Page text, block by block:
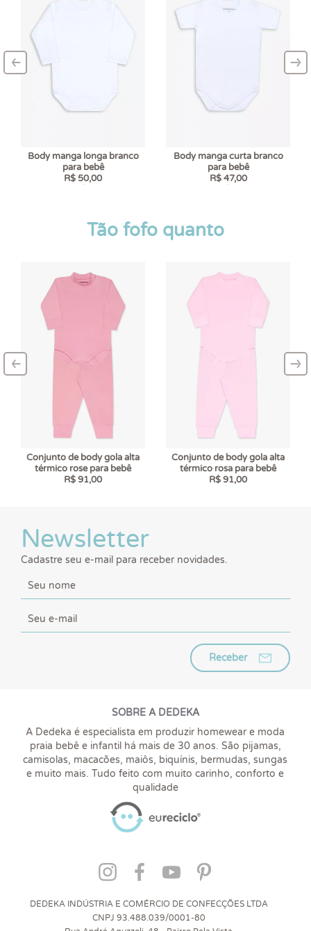
Body manga longa branco
para bebê
R$ 50,00
Body manga curta branco
para bebê
R$ 47,00
–
‹ –
›
Tão fofo quanto
Conjunto de body gola alta
térmico rose para bebê
R$ 91,00
Conjunto de body gola alta
térmico rosa para bebê
R$ 91,00
–
‹ –
›
Newsletter
Cadastre seu e-mail para receber novidades.
Receber
SOBRE A DEDEKA
A Dedeka é especialista em produzir homewear e moda
praia bebê e infantil há mais de 30 anos. São pijamas,
camisolas, macacões, maiôs, biquínis, bermudas, sungas
e muito mais. Tudo feito com muito carinho, conforto e
qualidade
DEDEKA INDÚSTRIA E COMÉRCIO DE CONFECÇÕES LTDA
CNPJ 93.488.039/0001-80